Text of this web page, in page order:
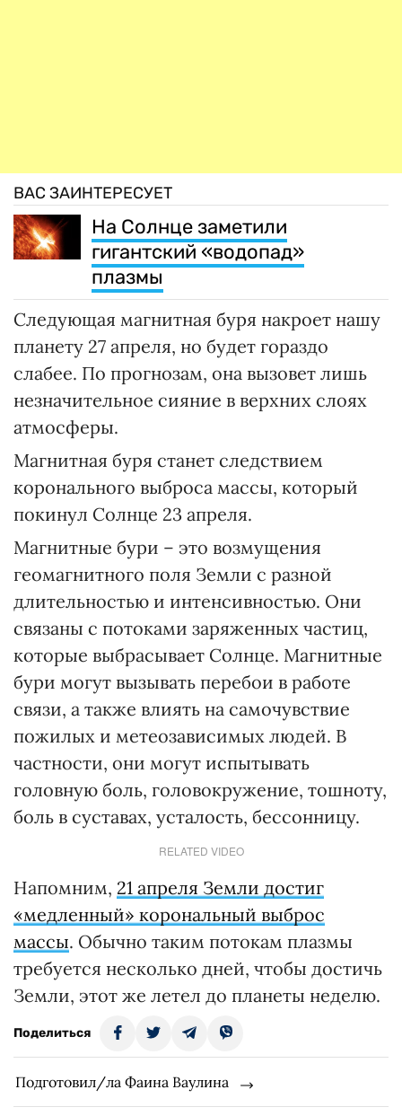
ВАС ЗАИНТЕРЕСУЕТ
На Солнце заметили
гигантский «водопад»
плазмы
Следующая магнитная буря накроет нашу
планету 27 апреля, но будет гораздо
слабее. По прогнозам, она вызовет лишь
незначительное сияние в верхних слоях
атмосферы.
Магнитная буря станет следствием
коронального выброса массы, который
покинул Солнце 23 апреля.
Магнитные бури – это возмущения
геомагнитного поля Земли с разной
длительностью и интенсивностью. Они
связаны с потоками заряженных частиц,
которые выбрасывает Солнце. Магнитные
бури могут вызывать перебои в работе
связи, а также влиять на самочувствие
пожилых и метеозависимых людей. В
частности, они могут испытывать
головную боль, головокружение, тошноту,
боль в суставах, усталость, бессонницу.
RELATED VIDEO
Напомним, 21 апреля Земли достиг
«медленный» корональный выброс
массы. Обычно таким потокам плазмы
требуется несколько дней, чтобы достичь
Земли, этот же летел до планеты неделю.
Поделиться
Подготовил/ла Фаина Ваулина